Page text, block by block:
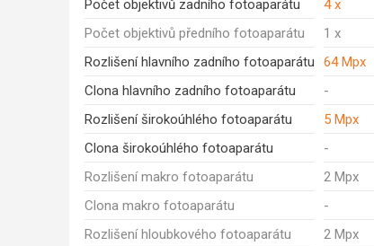
Počet objektivů zadního fotoaparátu 4 x
Počet objektivů předního fotoaparátu
1 x
Rozlišení hlavního zadního fotoaparátu
64 Mpx
Clona hlavního zadního fotoaparátu
-
Rozlišení širokoúhlého fotoaparátu
5 Mpx
Clona širokoúhlého fotoaparátu
-
Rozlišení makro fotoaparátu
2 Mpx
Clona makro fotoaparátu
-
Rozlišení hloubkového fotoaparátu
2 Mpx